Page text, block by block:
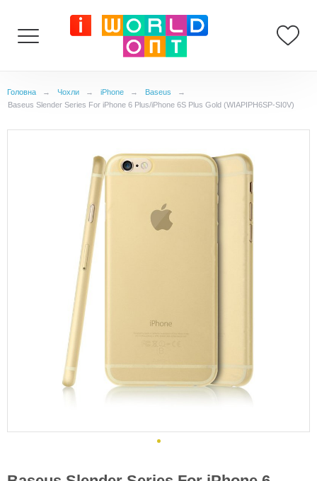
Головна → Чохли → iPhone → Baseus
→
Baseus Slender Series For iPhone 6 Plus/iPhone 6S Plus Gold (WIAPIPH6SP-SI0V)